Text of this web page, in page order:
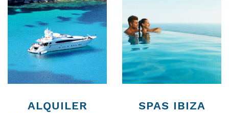
ALQUILER
SPAS IBIZA